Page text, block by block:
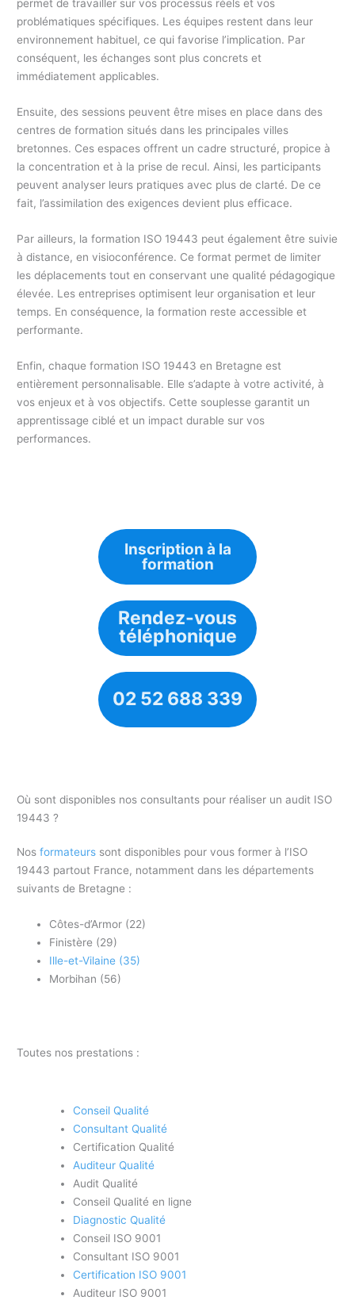
permet de travailler sur vos processus réels et vos
problématiques spécifiques. Les équipes restent dans leur
environnement habituel, ce qui favorise l’implication. Par
conséquent, les échanges sont plus concrets et
immédiatement applicables.
Ensuite, des sessions peuvent être mises en place dans des
centres de formation situés dans les principales villes
bretonnes. Ces espaces offrent un cadre structuré, propice à
la concentration et à la prise de recul. Ainsi, les participants
peuvent analyser leurs pratiques avec plus de clarté. De ce
fait, l’assimilation des exigences devient plus efficace.
Par ailleurs, la formation ISO 19443 peut également être suivie
à distance, en visioconférence. Ce format permet de limiter
les déplacements tout en conservant une qualité pédagogique
élevée. Les entreprises optimisent leur organisation et leur
temps. En conséquence, la formation reste accessible et
performante.
Enfin, chaque formation ISO 19443 en Bretagne est
entièrement personnalisable. Elle s’adapte à votre activité, à
vos enjeux et à vos objectifs. Cette souplesse garantit un
apprentissage ciblé et un impact durable sur vos
performances.
Inscription à la
formation
Rendez-vous
téléphonique
02 52 688 339
Où sont disponibles nos consultants pour réaliser un audit ISO
19443 ?
Nosformateurs sont disponibles pour vous former à l’ISO
19443 partout France, notamment dans les départements
suivants de Bretagne :
Côtes-d’Armor (22)
Finistère (29)
Ille-et-Vilaine (35)
Morbihan (56)
Toutes nos prestations :
Conseil Qualité
Consultant Qualité
Certification Qualité
Auditeur Qualité
Audit Qualité
Conseil Qualité en ligne
Diagnostic Qualité
Conseil ISO 9001
Consultant ISO 9001
Certification ISO 9001
Auditeur ISO 9001